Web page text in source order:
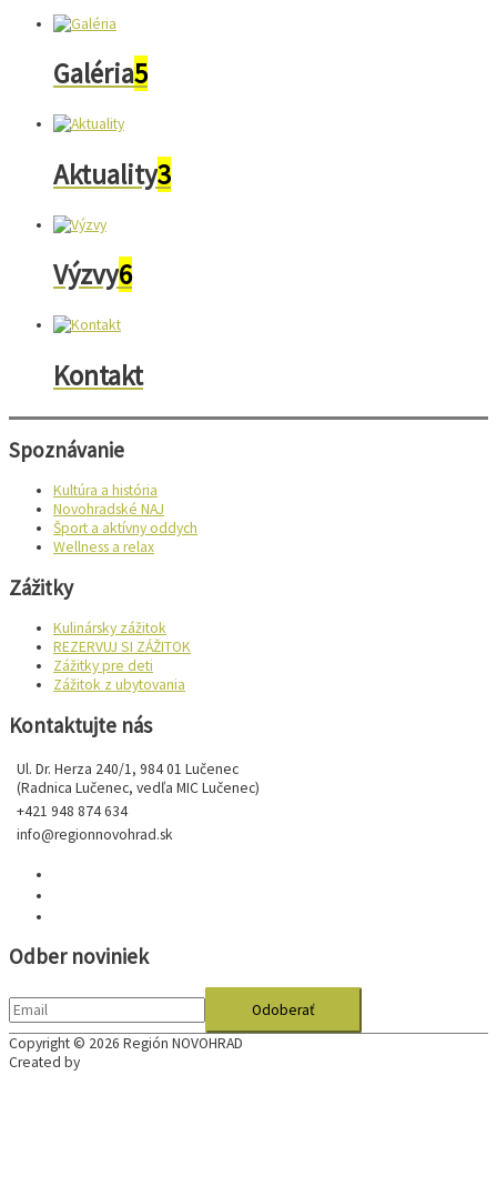
Galéria5
Aktuality3
Výzvy6
Kontakt
Spoznávanie
Kultúra a história
Novohradské NAJ
Šport a aktívny oddych
Wellness a relax
Zážitky
Kulinársky zážitok
REZERVUJ SI ZÁŽITOK
Zážitky pre deti
Zážitok z ubytovania
Kontaktujte nás
Ul. Dr. Herza 240/1, 984 01 Lučenec
(Radnica Lučenec, vedľa MIC Lučenec)
+421 948 874 634
info@regionnovohrad.sk
Odber noviniek
Copyright © 2026 Región NOVOHRAD
Created by